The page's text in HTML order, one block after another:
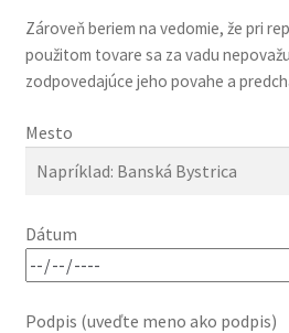
Zároveň beriem na vedomie, že pri
použitom tovare sa za vadu
zodpovedajúce jeho povahe a
Mesto
Dátum
Podpis (uveďte meno ako podpis)